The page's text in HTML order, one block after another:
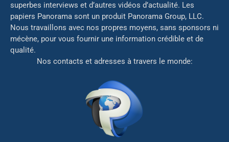
superbes interviews et d’autres vidéos d’actualité. Les
papiers Panorama sont un produit Panorama Group, LLC.
Nous travaillons avec nos propres moyens, sans sponsors ni
mécène, pour vous fournir une information crédible et de
qualité.
Nos contacts et adresses à travers le monde: